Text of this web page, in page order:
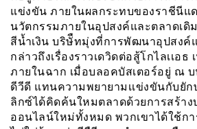
แข่งขัน ภายในผลกระทบของราชีนีแ
นวัตกรรมภายในอุปสงค์และตลาดเดิ
สีน้ำเงิน บริษัืทมุ่งที่การพัฒนาอุปสงค์
กล่าวถึงเรื่องราวเดวิดต่อสู้โกไลเเอธ
ภายในฉาก เมื่อบลอคบัสเตอร์อยู่ ณ
ดีวีดี แทนความพยายามเเข่งขันกับยั
ลิกซ์ได้คิดค้นใหมตลาดด้วยการสร้าง
ออนไลน์ใหม่ทั้งหมด พวกเขาได้ใช้ก